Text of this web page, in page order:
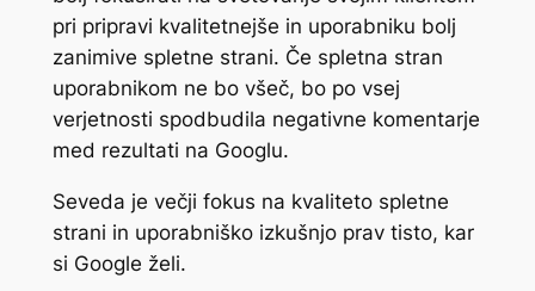
pri pripravi kvalitetnejše in uporabniku bolj
zanimive spletne strani. Če spletna stran
uporabnikom ne bo všeč, bo po vsej
verjetnosti spodbudila negativne komentarje
med rezultati na Googlu.
Seveda je večji fokus na kvaliteto spletne
strani in uporabniško izkušnjo prav tisto, kar
si Google želi.